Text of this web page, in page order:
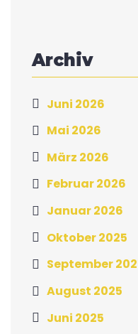
Archiv
Juni 2026
Mai 2026
März 2026
Februar 2026
Januar 2026
Oktober 2025
September
August 2025
Juni 2025